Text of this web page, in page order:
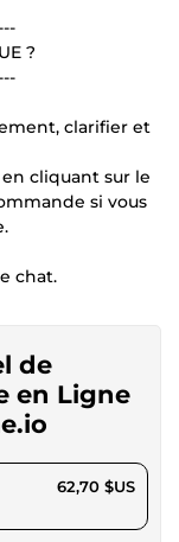
?
clarifier et
en cliquant sur le
si vous
chat.
de
en Ligne
62,70 $US